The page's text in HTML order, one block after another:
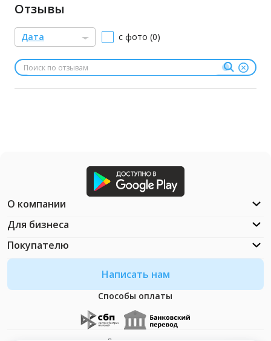
Отзывы
Дата с фото (0)
Написать нам
Способы оплаты
О компании
Для бизнеса
Покупателю